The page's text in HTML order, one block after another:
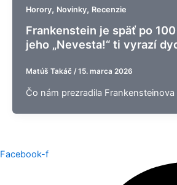
Horory, Novinky, Recenzie
Frankenstein je späť po
jeho „Nevesta!“ ti vyrazí
Matúš Takáč / 15. marca 2026
Čo nám prezradila Frankensteinova
Facebook-f